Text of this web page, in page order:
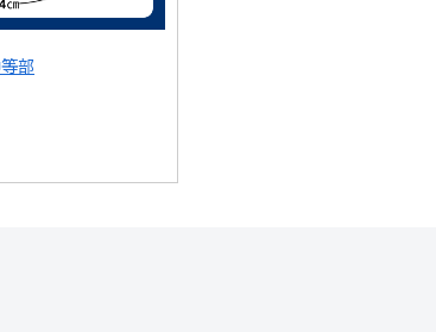
部